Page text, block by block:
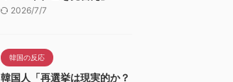
2026/7/7
韓国の反応
韓国人「再選挙は現実的か？